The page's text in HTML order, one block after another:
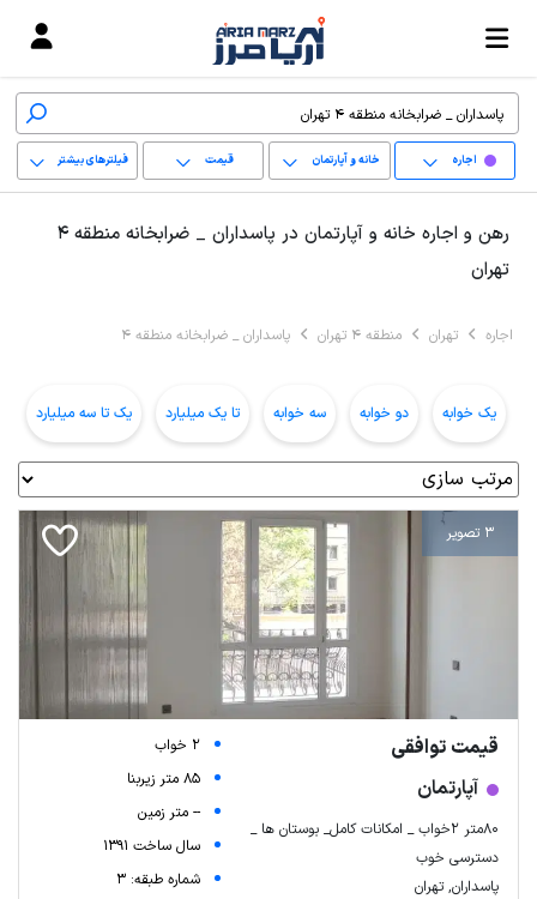
اجاره خانه و آپارتمان قیمت فیلترهای بیشتر
رهن و اجاره خانه و آپارتمان در پاسداران _ ضرابخانه منطقه 4
تهران
اجاره تهران منطقه 4 تهران پاسداران _ ضرابخانه منطقه 4
یک خوابه دو خوابه سه خوابه تا یک میلیارد یک تا سه میلیارد
3 تصویر
قیمت توافقی
آپارتمان
۸۰متر ۲خواب _ امکانات کامل_ بوستان ها _
دسترسی خوب
پاسداران, تهران
2 خواب
85 متر زیربنا
-- متر زمین
سال ساخت 1391
شماره طبقه: 3